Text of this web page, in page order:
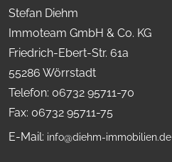
Stefan Diehm
Immoteam GmbH & Co. KG
Friedrich-Ebert-Str. 61a
55286 Wörrstadt
Telefon: 06732 95711-70
Fax: 06732 95711-75
E-Mail: info@diehm-immobilien.de